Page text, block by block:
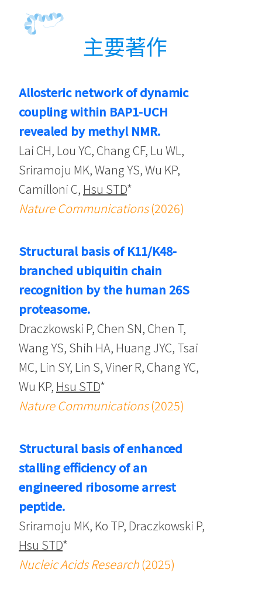
主要著作
Allosteric network of dynamic
coupling within BAP1-UCH
revealed by methyl NMR.
Lai CH, Lou YC, Chang CF, Lu WL,
Sriramoju MK, Wang YS, Wu KP,
Camilloni C, Hsu STD*
Nature Communications(2026)
Structural basis of K11/K48-
branched ubiquitin chain
recognition by the human 26S
proteasome.
Draczkowski P, Chen SN, Chen T,
Wang YS, Shih HA, Huang JYC, Tsai
MC, Lin SY, Lin S, Viner R, Chang YC,
Wu KP, Hsu STD*
Nature Communications(2025)
Structural basis of enhanced
stalling efficiency of an
engineered ribosome arrest
peptide.
Sriramoju MK, Ko TP, Draczkowski P,
Hsu STD*
Nucleic Acids Research(2025)